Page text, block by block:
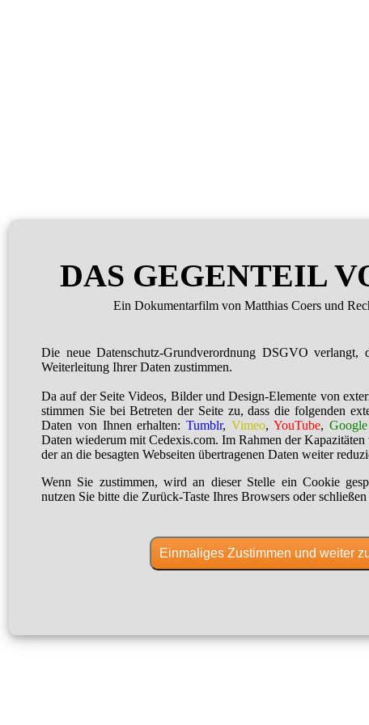
DAS GEGENTEIL
Ein Dokumentarfilm von Matthias Coers und
Die neue Datenschutz-Grundverordnung DSGVO verlangt,
Weiterleitung Ihrer Daten zustimmen.
Da auf der Seite Videos, Bilder und Design-Elemente von
stimmen Sie bei Betreten der Seite zu, dass die folgenden
Daten von Ihnen erhalten:Tumblr,Vimeo, YouTube,
Daten wiederum mit Cedexis.com. Im Rahmen der
der an die besagten Webseiten übertragenen Daten weiter
Wenn Sie zustimmen, wird an dieser Stelle ein Cookie
nutzen Sie bitte die Zurück-Taste Ihres Browsers oder schließen
Einmaliges Zustimmen und weiter